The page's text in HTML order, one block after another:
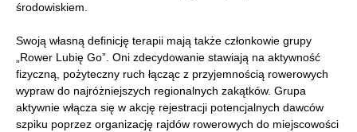
środowiskiem.
Swoją własną definicję terapii mają także członkowie grupy
„Rower Lubię Go”. Oni zdecydowanie stawiają na aktywność
fizyczną, pożyteczny ruch łącząc z przyjemnością rowerowych
wypraw do najróżniejszych regionalnych zakątków. Grupa
aktywnie włącza się w akcję rejestracji potencjalnych dawców
szpiku poprzez organizację rajdów rowerowych do miejscowości